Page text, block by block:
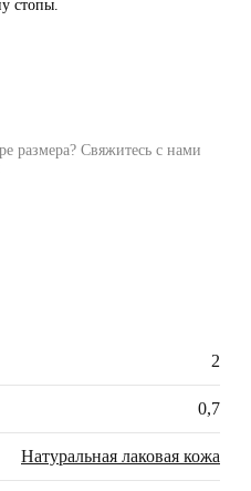
стопы.
размера? Свяжитесь с нами
2
0,7
Натуральная лаковая кожа